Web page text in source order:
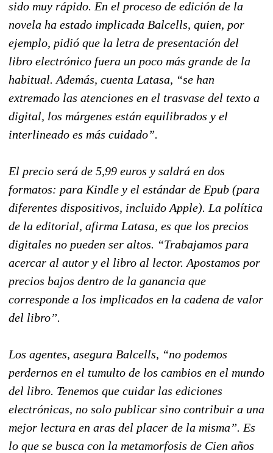
sido muy rápido. En el proceso de edición de la
novela ha estado implicada Balcells, quien, por
ejemplo, pidió que la letra de presentación del
libro electrónico fuera un poco más grande de la
habitual. Además, cuenta Latasa, “se han
extremado las atenciones en el trasvase del texto a
digital, los márgenes están equilibrados y el
interlineado es más cuidado”.
El precio será de 5,99 euros y saldrá en dos
formatos: para Kindle y el estándar de Epub (para
diferentes dispositivos, incluido Apple). La política
de la editorial, afirma Latasa, es que los precios
digitales no pueden ser altos. “Trabajamos para
acercar al autor y el libro al lector. Apostamos por
precios bajos dentro de la ganancia que
corresponde a los implicados en la cadena de valor
del libro”.
Los agentes, asegura Balcells, “no podemos
perdernos en el tumulto de los cambios en el mundo
del libro. Tenemos que cuidar las ediciones
electrónicas, no solo publicar sino contribuir a una
mejor lectura en aras del placer de la misma”. Es
lo que se busca con la metamorfosis de Cien años